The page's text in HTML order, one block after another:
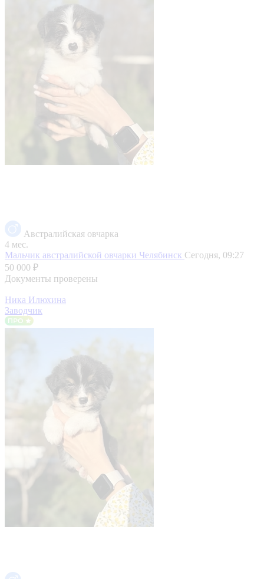
Австралийская овчарка
4 мес.
Мальчик австралийской овчарки Челябинск Сегодня, 09:27
50 000 ₽
Документы проверены
Ника Илюхина
Заводчик